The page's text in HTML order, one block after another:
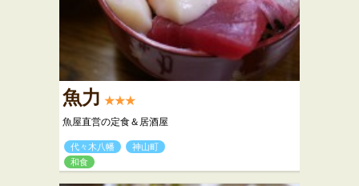
魚力 ★★★
魚屋直営の定食＆居酒屋
代々木八幡
神山町
和食